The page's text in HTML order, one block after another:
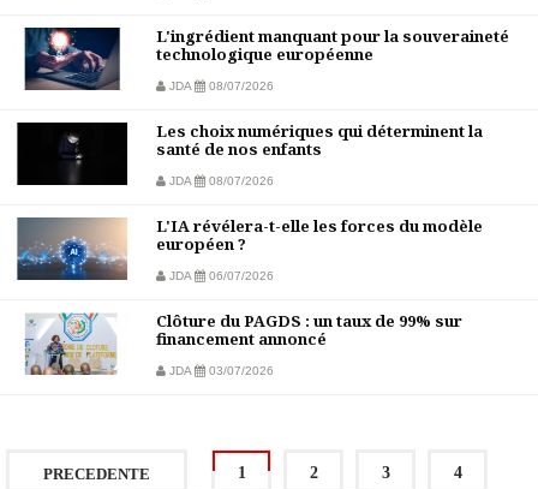
L'ingrédient manquant pour la souveraineté
technologique européenne
JDA 08/07/2026
Les choix numériques qui déterminent la
santé de nos enfants
JDA 08/07/2026
L'IA révélera-t-elle les forces du modèle
européen ?
JDA 06/07/2026
Clôture du PAGDS : un taux de 99% sur
financement annoncé
JDA 03/07/2026
PRECEDENTE 1 2 3 4